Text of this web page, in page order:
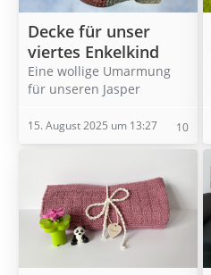
Decke für unser
viertes Enkelkind
Eine wollige Umarmung
für unseren Jasper
15. August 2025 um 13:27 10